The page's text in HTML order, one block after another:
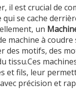
il est crucial de
qui se cache
un
machine à
des motifs, des
tissu.Ces
et fils, leur
précision et